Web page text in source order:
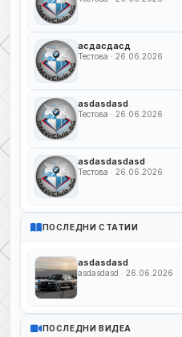
асдасдасд
Тестова · 26.06.2026
asdasdasd
Тестова · 26.06.2026
asdasdasdasd
Тестова · 26.06.2026
ПОСЛЕДНИ СТАТИИ
asdasdasd
asdasdasd · 26.06.2026
ПОСЛЕДНИ ВИДЕА